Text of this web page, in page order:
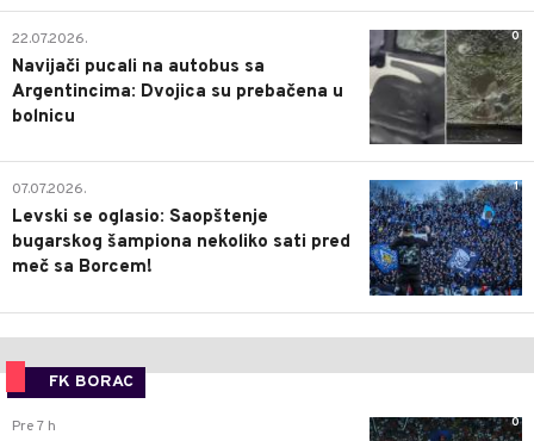
0
22.07.2026.
Navijači pucali na autobus sa
Argentincima: Dvojica su prebačena u
bolnicu
1
07.07.2026.
Levski se oglasio: Saopštenje
bugarskog šampiona nekoliko sati pred
meč sa Borcem!
FK BORAC
0
Pre 7 h